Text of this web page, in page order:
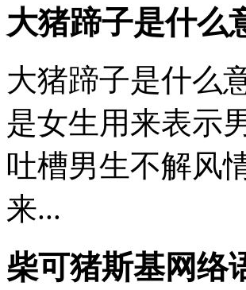
大猪蹄子是什么
大猪蹄子是什么
是女生用来表示
吐槽男生不解风
来...
柴可猪斯基网络